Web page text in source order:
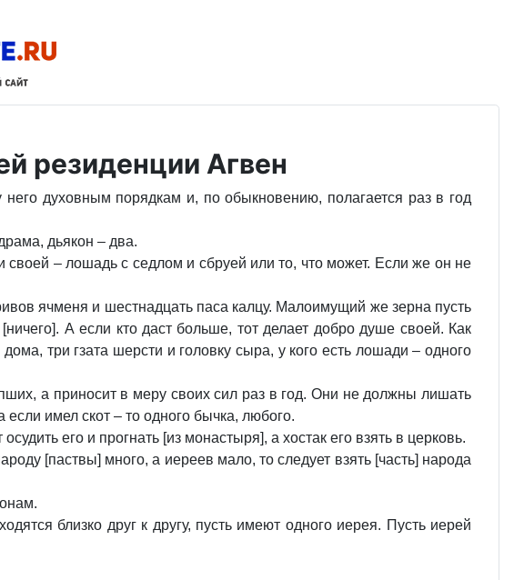
резиденции Агвен
духовным порядкам и, по обыкновению, полагается раз в год
дьякон – два.
– лошадь с седлом и сбруей или то, что может. Если же он не
ячменя и шестнадцать паса калцу. Малоимущий же зерна пусть
А если кто даст больше, тот делает добро душе своей. Как
три гзата шерсти и головку сыра, у кого есть лошади – одного
а приносит в меру своих сил раз в год. Они не должны лишать
имел скот – то одного бычка, любого.
его и прогнать [из монастыря], а хостак его взять в церковь.
[паствы] много, а иереев мало, то следует взять [часть] народа
близко друг к другу, пусть имеют одного иерея. Пусть иерей